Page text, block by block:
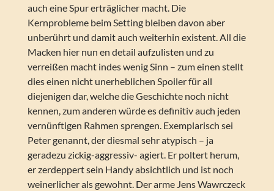
auch eine Spur erträglicher macht. Die
Kernprobleme beim Setting bleiben davon aber
unberührt und damit auch weiterhin existent. All die
Macken hier nun en detail aufzulisten und zu
verreißen macht indes wenig Sinn – zum einen stellt
dies einen nicht unerheblichen Spoiler für all
diejenigen dar, welche die Geschichte noch nicht
kennen, zum anderen würde es definitiv auch jeden
vernünftigen Rahmen sprengen. Exemplarisch sei
Peter genannt, der diesmal sehr atypisch – ja
geradezu zickig-aggressiv- agiert. Er poltert herum,
er zerdeppert sein Handy absichtlich und ist noch
weinerlicher als gewohnt. Der arme Jens Wawrczeck